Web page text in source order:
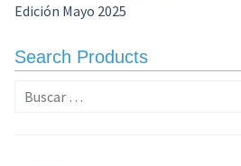
Edición Mayo 2025
Search Products
Buscar: